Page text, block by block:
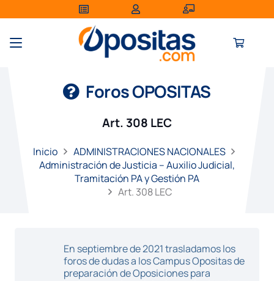
Foros OPOSITAS
Art. 308 LEC
Inicio
ADMINISTRACIONES NACIONALES
Administración de Justicia – Auxilio Judicial,
Tramitación PA y Gestión PA
Art. 308 LEC
En septiembre de 2021 trasladamos los
foros de dudas a los Campus Opositas de
preparación de Oposiciones para